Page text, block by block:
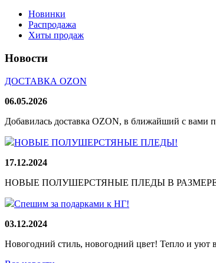
Новинки
Распродажа
Хиты продаж
Новости
ДОСТАВКА OZON
06.05.2026
Добавилась доставка OZON, в ближайший с
НОВЫЕ ПОЛУШЕРСТЯНЫЕ ПЛЕДЫ!
17.12.2024
НОВЫЕ ПОЛУШЕРСТЯНЫЕ ПЛЕДЫ В РАЗМЕРЕ
Спешим за подарками к НГ!
03.12.2024
Новогодний стиль, новогодний цвет! Тепло и уют